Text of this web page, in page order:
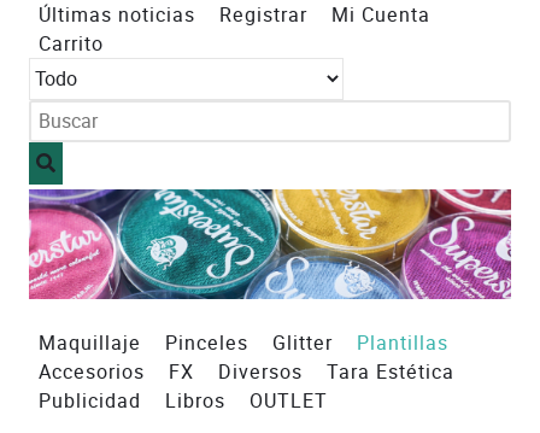
Últimas noticias Registrar
Mi Cuenta
Carrito
Maquillaje Pinceles Glitter
Plantillas
Accesorios
FX Diversos
Tara Estética
Publicidad
Libros OUTLET